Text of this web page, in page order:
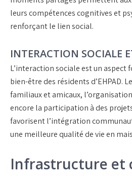
leurs compétences cognitives et
renforçant le lien social.
INTERACTION SOCIALE
L’interaction sociale est un
bien-être des résidents d’EHPAD.
familiaux et amicaux,
encore la participation à des
favorisent l’intégration
une meilleure qualité de vie en
Infrastructure et